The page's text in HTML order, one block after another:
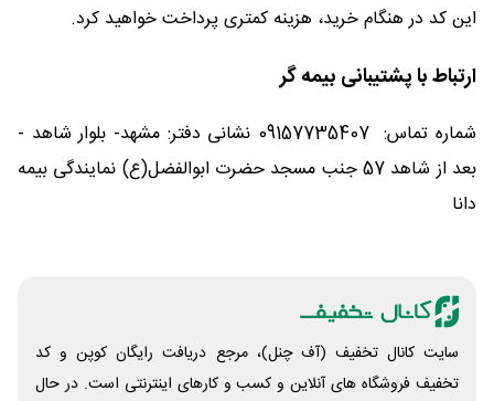
این کد در هنگام خرید، هزینه کمتری پرداخت خواهید کرد.
ارتباط با پشتیبانی بیمه گر
شماره تماس: 09157735407 نشانی دفتر: مشهد- بلوار شاهد -
بعد از شاهد 57 جنب مسجد حضرت ابوالفضل(ع) نمایندگی بیمه
دانا
سایت کانال تخفیف (آف چنل)، مرجع دریافت رایگان کوپن و کد
تخفیف فروشگاه های آنلاین و کسب و‌ کارهای اینترنتی است. در حال